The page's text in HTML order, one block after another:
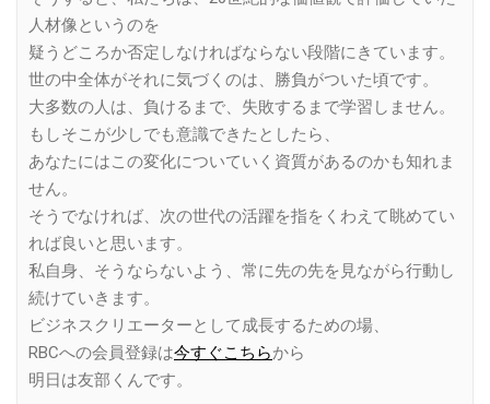
人材像というのを
疑うどころか否定しなければならない段階にきています。
世の中全体がそれに気づくのは、勝負がついた頃です。
大多数の人は、負けるまで、失敗するまで学習しません。
もしそこが少しでも意識できたとしたら、
あなたにはこの変化についていく資質があるのかも知れま
せん。
そうでなければ、次の世代の活躍を指をくわえて眺めてい
れば良いと思います。
私自身、そうならないよう、常に先の先を見ながら行動し
続けていきます。
ビジネスクリエーターとして成長するための場、
RBCへの会員登録は今すぐこちらから
明日は友部くんです。